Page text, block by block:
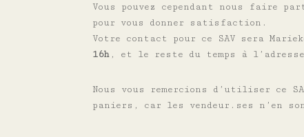
Vous pouvez cependant nous faire
pour vous donner satisfaction.
Votre contact pour ce SAV sera
16h , et le reste du temps à
Nous vous remercions d’utiliser ce
paniers, car les vendeur.ses n ’en